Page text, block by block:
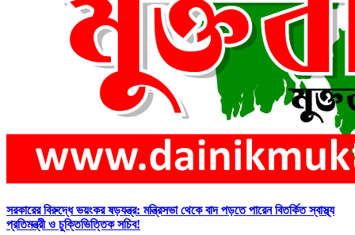
সরকারের বিরুদ্ধে ভয়ংকর ষড়যন্ত্র: মন্ত্রিসভা থেকে বাদ পড়তে পারেন বিতর্কিত স্বাস্থ্য
প্রতিমন্ত্রী ও চুক্তিভিত্তিক সচিব!